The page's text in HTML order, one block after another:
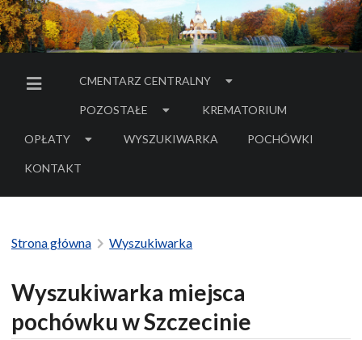
MENU BOCZNE
CMENTARZ CENTRALNY
POZOSTAŁE KREMATORIUM
OPŁATY WYSZUKIWARKA POCHÓWKI
- LINK DO SERWISU
KONTAKT
Strona główna Wyszukiwarka
Wyszukiwarka miejsca
pochówku w Szczecinie